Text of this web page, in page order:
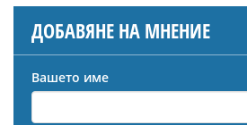
ДОБАВЯНЕ НА МНЕНИЕ
Вашето име